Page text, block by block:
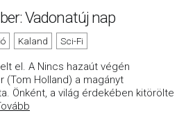
Vadonatúj nap
Kaland Sci-Fi
el. A Nincs hazaút végén
(Tom Holland) a magányt
Önként, a világ érdekében kitörölte